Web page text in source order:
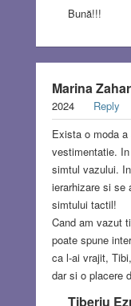
Bună!!!
Marina
2024
Reply
Exista o moda
vestimentatie.
simtul vazului.
ierarhizare si se
simtului tactil!
Cand am vazut
poate spune
ca l-ai vrajit,
dar si o placere
Tiberiu